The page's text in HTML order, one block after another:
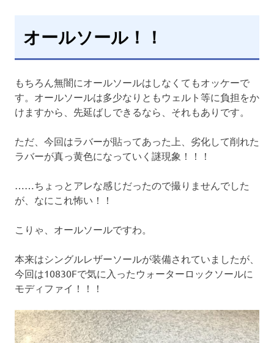
オールソール！！
もちろん無闇にオールソールはしなくてもオッケーで
す。オールソールは多少なりともウェルト等に負担をか
けますから、先延ばしできるなら、それもありです。
ただ、今回はラバーが貼ってあった上、劣化して削れた
ラバーが真っ黄色になっていく謎現象！！！
……ちょっとアレな感じだったので撮りませんでした
が、なにこれ怖い！！
こりゃ、オールソールですわ。
本来はシングルレザーソールが装備されていましたが、
今回は10830Fで気に入ったウォーターロックソールに
モディファイ！！！